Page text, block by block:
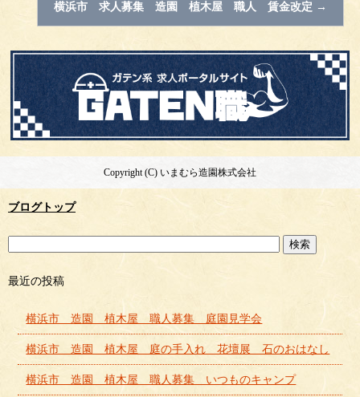
横浜市 求人募集 造園 植木屋 職人 賃金改定 →
Copyright (C) いまむら造園株式会社
ブログトップ
最近の投稿
横浜市 造園 植木屋 職人募集 庭園見学会
横浜市 造園 植木屋 庭の手入れ 花壇展 石のおはなし
横浜市 造園 植木屋 職人募集 いつものキャンプ